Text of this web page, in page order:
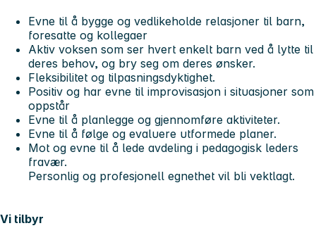
Evne til å bygge og vedlikeholde relasjoner til barn,
foresatte og kollegaer
Aktiv voksen som ser hvert enkelt barn ved å lytte til
deres behov, og bry seg om deres ønsker.
Fleksibilitet og tilpasningsdyktighet.
Positiv og har evne til improvisasjon i situasjoner som
oppstår
Evne til å planlegge og gjennomføre aktiviteter.
Evne til å følge og evaluere utformede planer.
Mot og evne til å lede avdeling i pedagogisk leders
fravær.
Personlig og profesjonell egnethet vil bli vektlagt.
Vi tilbyr